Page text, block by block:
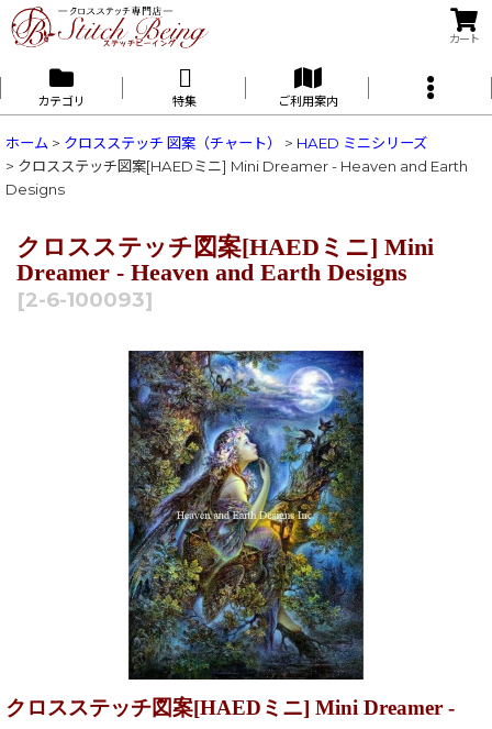
カート
カテゴリ 特集 ご利用案内
ホーム > クロスステッチ 図案（チャート） > HAED ミニシリーズ
> クロスステッチ図案[HAEDミニ] Mini Dreamer - Heaven and Earth
Designs
クロスステッチ図案[HAEDミニ] Mini
Dreamer - Heaven and Earth Designs
[2-6-100093]
クロスステッチ図案[HAEDミニ] Mini Dreamer -